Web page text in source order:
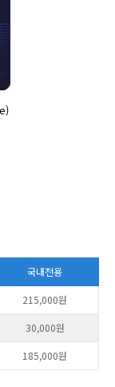
국내전용
215,000원
30,000원
185,000원